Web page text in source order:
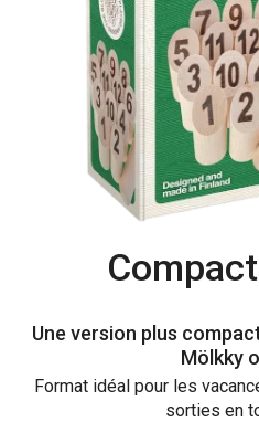
Une version plus
Mölkky
Format idéal pour les
sorties en